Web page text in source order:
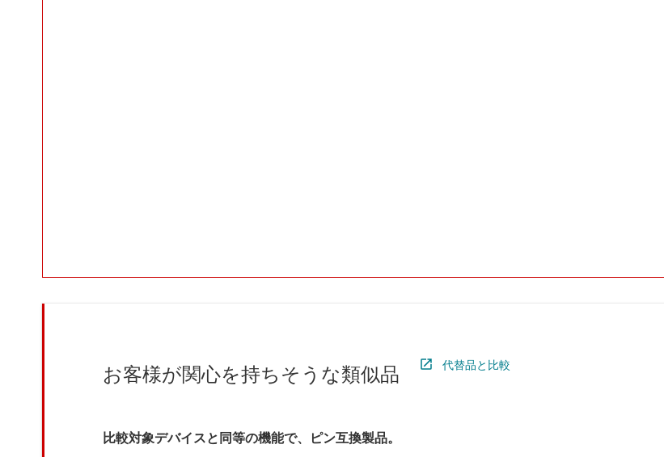
お客様が関心を持ちそうな類似品 代替品と比較
比較対象デバイスと同等の機能で、ピン互換製品。